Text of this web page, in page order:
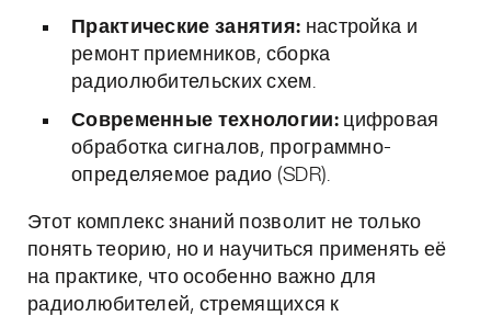
Практические занятия: настройка и
ремонт приемников, сборка
радиолюбительских схем.
Современные технологии:цифровая
обработка сигналов, программно-
определяемое радио (SDR).
Этот комплекс знаний позволит не только
понять теорию, но и научиться применять её
на практике, что особенно важно для
радиолюбителей, стремящихся к